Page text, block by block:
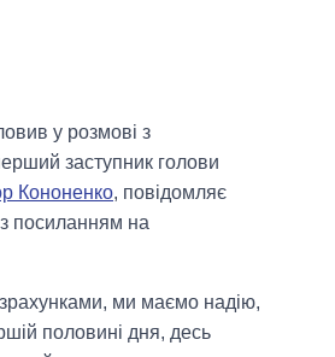
у розмові з
заступник голови
Кононенко, повідомляє
посиланням на
ми маємо надію,
половині дня, десь